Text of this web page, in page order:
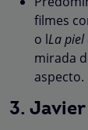
filmes
o lLa
mirada
aspecto.
3.